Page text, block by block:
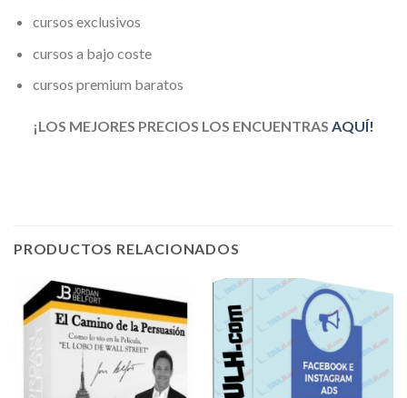
cursos exclusivos
cursos a bajo coste
cursos premium baratos
¡LOS MEJORES PRECIOS LOS ENCUENTRAS AQUÍ!
PRODUCTOS RELACIONADOS